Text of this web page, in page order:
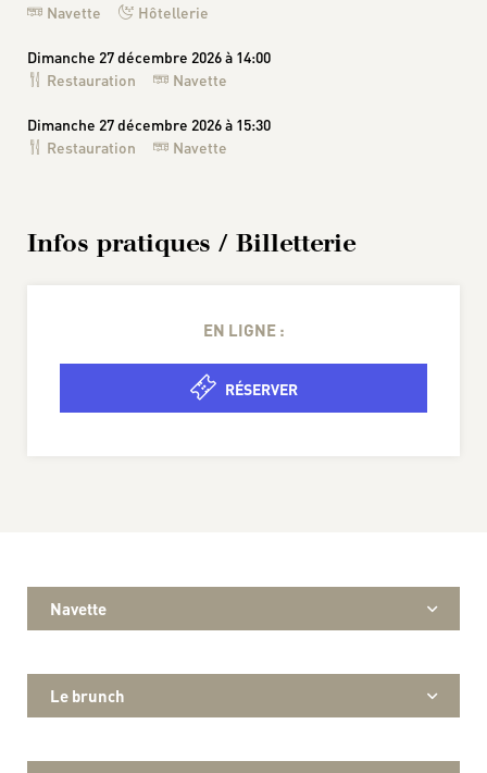
Navette
Hôtellerie
Dimanche 27 décembre 2026 à 14:00
Restauration
Navette
Dimanche 27 décembre 2026 à 15:30
Restauration
Navette
Infos pratiques / Billetterie
EN LIGNE :
RÉSERVER
Navette
Le brunch